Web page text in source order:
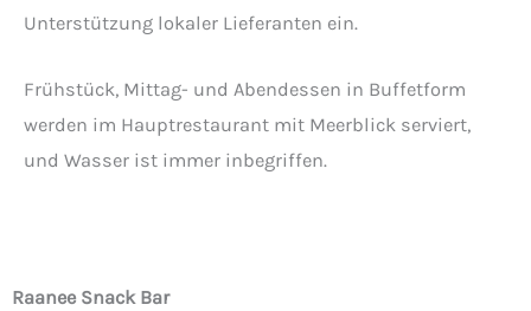
Unterstützung lokaler Lieferanten ein.
Frühstück, Mittag- und Abendessen in Buffetform
werden im Hauptrestaurant mit Meerblick serviert,
und Wasser ist immer inbegriffen.
Raanee Snack Bar